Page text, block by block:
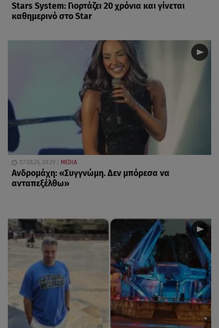
Stars System: Γιορτάζει 20 χρόνια και γίνεται
καθημερινό στο Star
07.08.26, 09:29 MEDIA
Ανδρομάχη: «Συγγνώμη. Δεν μπόρεσα να
ανταπεξέλθω»